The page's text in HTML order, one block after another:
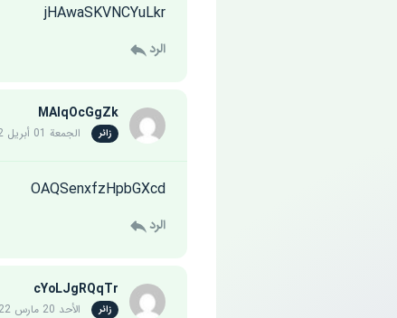
jHAwaSKVNCYuLkr
الرد
MAlqOcGgZk
زائر الجمعة 01 أبريل 2022
OAQSenxfzHpbGXcd
الرد
cYoLJgRQqTr
زائر الأحد 20 مارس 2022